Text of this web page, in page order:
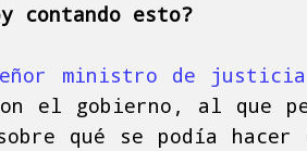
contando esto?
ministro de justicia
el gobierno, al que
qué se podía